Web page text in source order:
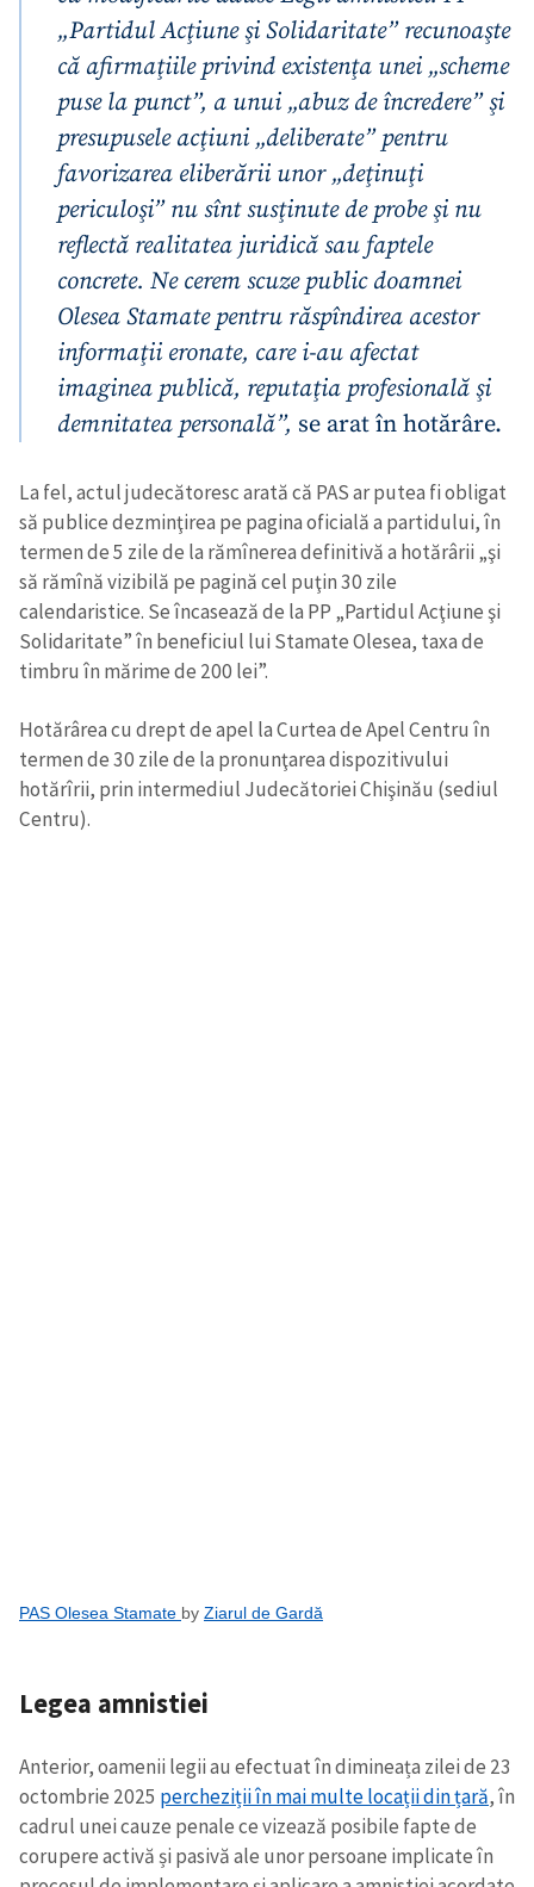
„Partidul Acţiune şi Solidaritate” recunoaşte
că afirmaţiile privind existenţa unei „scheme
puse la punct”, a unui „abuz de încredere” şi
presupusele acţiuni „deliberate” pentru
favorizarea eliberării unor „deţinuţi
periculoşi” nu sînt susţinute de probe şi nu
reflectă realitatea juridică sau faptele
concrete. Ne cerem scuze public doamnei
Olesea Stamate pentru răspîndirea acestor
informaţii eronate, care i-au afectat
imaginea publică, reputaţia profesională şi
demnitatea personală”, se arat în hotărâre.
La fel, actul judecătoresc arată că PAS ar putea fi obligat
să publice dezminţirea pe pagina oficială a partidului, în
termen de 5 zile de la rămînerea definitivă a hotărârii „şi
să rămînă vizibilă pe pagină cel puţin 30 zile
calendaristice. Se încasează de la PP „Partidul Acţiune şi
Solidaritate” în beneficiul lui Stamate Olesea, taxa de
timbru în mărime de 200 lei”.
Hotărârea cu drept de apel la Curtea de Apel Centru în
termen de 30 zile de la pronunţarea dispozitivului
hotărîrii, prin intermediul Judecătoriei Chişinău (sediul
Centru).
PAS Olesea Stamate by Ziarul de Gardă
Legea amnistiei
Anterior, oamenii legii au efectuat în dimineața zilei de 23
octombrie 2025 percheziții în mai multe locații din țară, în
cadrul unei cauze penale ce vizează posibile fapte de
corupere activă și pasivă ale unor persoane implicate în